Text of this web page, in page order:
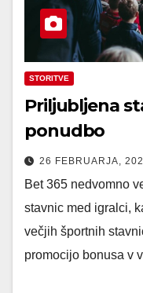
STORITVE
Priljubljena
ponudbo
26 FEBRUARJA,
Bet 365 nedvomno
stavnic med igralci,
večjih športnih
promocijo bonusa v